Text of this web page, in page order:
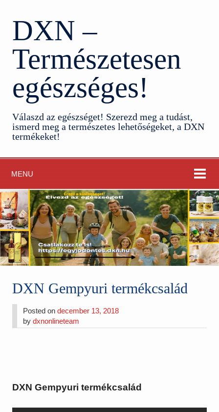
DXN –
Természetesen
egészséges!
Válaszd az egészséget! Szerezd meg a tudást,
ismerd meg a természetes lehetőségeket, a DXN
termékeket!
MENU
DXN Gempyuri termékcsalád
Posted ondecember 13, 2018
bydxnonlineteam
DXN Gempyuri termékcsalád